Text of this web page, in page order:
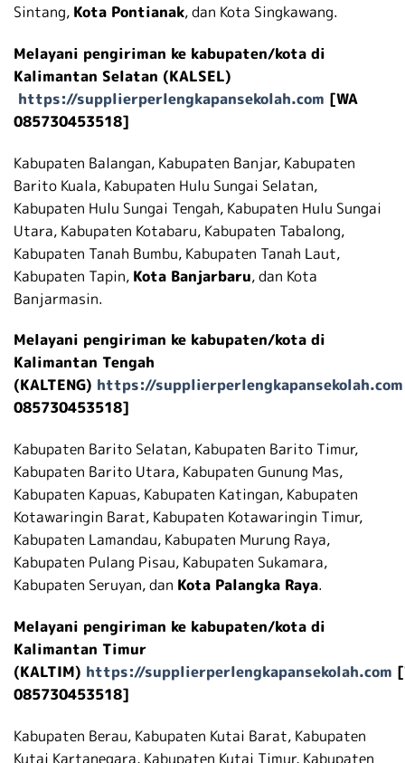
Sintang, Kota Pontianak, dan Kota Singkawang.
Melayani pengiriman ke kabupaten/kota di
Kalimantan Selatan (KALSEL)
https://supplierperlengkapansekolah.com [WA
085730453518]
Kabupaten Balangan, Kabupaten Banjar, Kabupaten
Barito Kuala, Kabupaten Hulu Sungai Selatan,
Kabupaten Hulu Sungai Tengah, Kabupaten Hulu Sungai
Utara, Kabupaten Kotabaru, Kabupaten Tabalong,
Kabupaten Tanah Bumbu, Kabupaten Tanah Laut,
Kabupaten Tapin, Kota Banjarbaru, dan Kota
Banjarmasin.
Melayani pengiriman ke kabupaten/kota di
Kalimantan Tengah
(KALTENG) https://supplierperlengkapansekolah.com
085730453518]
Kabupaten Barito Selatan, Kabupaten Barito Timur,
Kabupaten Barito Utara, Kabupaten Gunung Mas,
Kabupaten Kapuas, Kabupaten Katingan, Kabupaten
Kotawaringin Barat, Kabupaten Kotawaringin Timur,
Kabupaten Lamandau, Kabupaten Murung Raya,
Kabupaten Pulang Pisau, Kabupaten Sukamara,
Kabupaten Seruyan, dan Kota Palangka Raya.
Melayani pengiriman ke kabupaten/kota di
Kalimantan Timur
(KALTIM) https://supplierperlengkapansekolah.com
085730453518]
Kabupaten Berau, Kabupaten Kutai Barat, Kabupaten
Kutai Kartanegara, Kabupaten Kutai Timur, Kabupaten